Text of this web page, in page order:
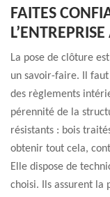
FAITES
La pose de clôture
un savoir-faire. Il
des règlements
pérennité de la
résistants : bois
obtenir tout cela,
Elle dispose de
choisi. Ils assurent la